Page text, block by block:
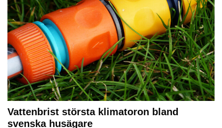
Vattenbrist största klimatoron bland
svenska husägare